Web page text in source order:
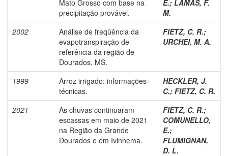
Mato Grosso com base na
precipitação provável.
E.; LAMAS, F.
M.
2002
Análise de freqüência da
evapotranspiração de
referência da região de
Dourados, MS.
FIETZ, C. R.;
URCHEI, M. A.
1999
Arroz irrigado: informações
técnicas.
HECKLER, J.
C.; FIETZ, C. R.
2021
As chuvas continuaram
escassas em maio de 2021
na Região da Grande
Dourados e em Ivinhema.
FIETZ, C. R.;
COMUNELLO,
E.;
FLUMIGNAN,
D. L.